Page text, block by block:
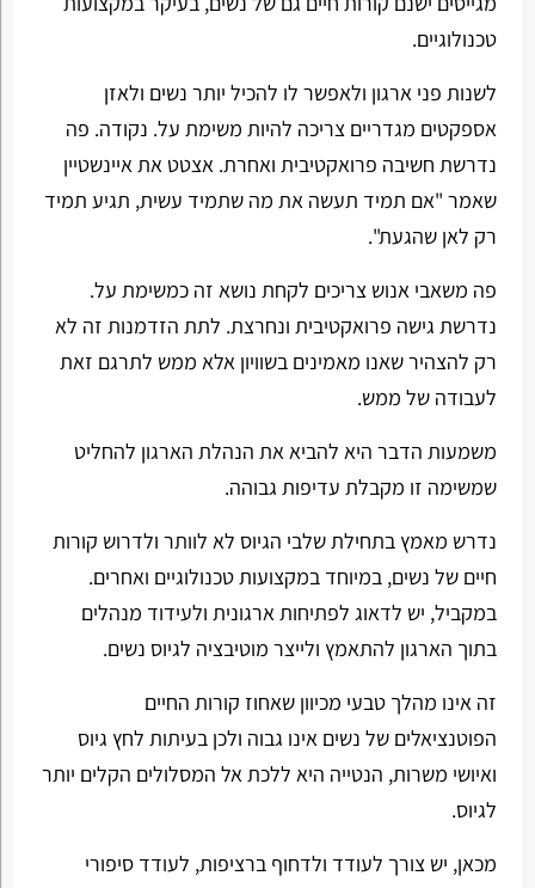
טכנולוגיים.
לשנות פני ארגון ולאפשר לו להכיל יותר נשים ולאזן
אספקטים מגדריים צריכה להיות משימת על. נקודה. פה
נדרשת חשיבה פרואקטיבית ואחרת. אצטט את איינשטיין
שאמר "אם תמיד תעשה את מה שתמיד עשית, תגיע תמיד
רק לאן שהגעת".
פה משאבי אנוש צריכים לקחת נושא זה כמשימת על.
נדרשת גישה פרואקטיבית ונחרצת. לתת הזדמנות זה לא
רק להצהיר שאנו מאמינים בשוויון אלא ממש לתרגם זאת
לעבודה של ממש.
משמעות הדבר היא להביא את הנהלת הארגון להחליט
שמשימה זו מקבלת עדיפות גבוהה.
נדרש מאמץ בתחילת שלבי הגיוס לא לוותר ולדרוש קורות
חיים של נשים, במיוחד במקצועות טכנולוגיים ואחרים.
במקביל, יש לדאוג לפתיחות ארגונית ולעידוד מנהלים
בתוך הארגון להתאמץ ולייצר מוטיבציה לגיוס נשים.
זה אינו מהלך טבעי מכיוון שאחוז קורות החיים
הפוטנציאלים של נשים אינו גבוה ולכן בעיתות לחץ גיוס
ואיושי משרות, הנטייה היא ללכת אל המסלולים הקלים יותר
לגיוס.
מכאן, יש צורך לעודד ולדחוף ברציפות, לעודד סיפורי